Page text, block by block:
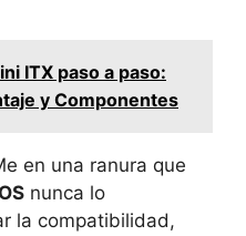
ITX paso a paso:
y Componentes
en una ranura que
nunca lo
la compatibilidad,